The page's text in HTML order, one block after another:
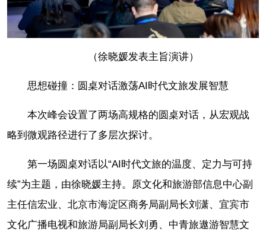
（徐晓媛发表主旨演讲）
思想碰撞：圆桌对话激荡AI时代文旅发展智慧
本次峰会设置了两场高规格的圆桌对话，从宏观战
略到微观路径进行了多层次探讨。
第一场圆桌对话以“AI时代文旅的温度、定力与可持
续”为主题，由徐晓媛主持。原文化和旅游部信息中心副
主任信宏业、北京市海淀区商务局副局长刘潇、宜宾市
文化广播电视和旅游局副局长刘勇、中青旅遨游智慧文